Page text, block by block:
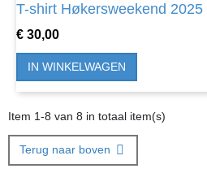
T-shirt Høkersweekend 2025
Prijs
€ 30,00
IN WINKELWAGEN
Item 1-8 van 8 in totaal item(s)
Terug naar boven 